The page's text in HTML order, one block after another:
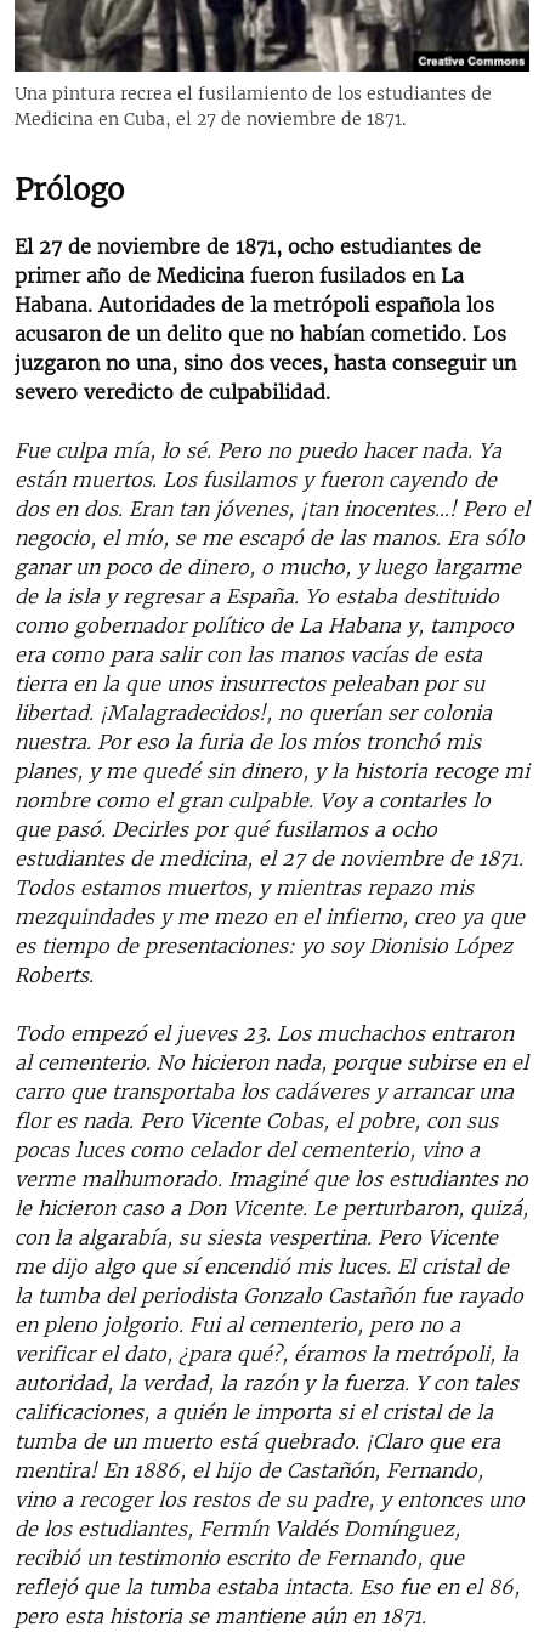
RADIO MARTÍ
ESPECIALES
ESPECIALES
SER VIEJO EN CUBA
KENTU-CUBANO
LOS SANTOS DE HIALEAH
DESINFORMACIÓN RUSA EN AMÉRICA LATINA
LA INVASIÓN DE RUSIA A UCRANIA
MULTIMEDIA
Una pintura recrea el fusilamiento de los estudiantes de
Medicina en Cuba, el 27 de noviembre de 1871.
Prólogo
El 27 de noviembre de 1871, ocho estudiantes de
primer año de Medicina fueron fusilados en La
Habana. Autoridades de la metrópoli española los
acusaron de un delito que no habían cometido. Los
juzgaron no una, sino dos veces, hasta conseguir un
severo veredicto de culpabilidad.
Fue culpa mía, lo sé. Pero no puedo hacer nada. Ya
están muertos. Los fusilamos y fueron cayendo de
dos en dos. Eran tan jóvenes, ¡tan inocentes…! Pero el
negocio, el mío, se me escapó de las manos. Era sólo
ganar un poco de dinero, o mucho, y luego largarme
de la isla y regresar a España. Yo estaba destituido
como gobernador político de La Habana y, tampoco
era como para salir con las manos vacías de esta
tierra en la que unos insurrectos peleaban por su
libertad. ¡Malagradecidos!, no querían ser colonia
nuestra. Por eso la furia de los míos tronchó mis
planes, y me quedé sin dinero, y la historia recoge mi
nombre como el gran culpable. Voy a contarles lo
que pasó. Decirles por qué fusilamos a ocho
estudiantes de medicina, el 27 de noviembre de 1871.
Todos estamos muertos, y mientras repazo mis
mezquindades y me mezo en el infierno, creo ya que
es tiempo de presentaciones: yo soy Dionisio López
Roberts.
Todo empezó el jueves 23. Los muchachos entraron
al cementerio. No hicieron nada, porque subirse en el
carro que transportaba los cadáveres y arrancar una
flor es nada. Pero Vicente Cobas, el pobre, con sus
pocas luces como celador del cementerio, vino a
verme malhumorado. Imaginé que los estudiantes no
le hicieron caso a Don Vicente. Le perturbaron, quizá,
con la algarabía, su siesta vespertina. Pero Vicente
me dijo algo que sí encendió mis luces. El cristal de
la tumba del periodista Gonzalo Castañón fue rayado
en pleno jolgorio. Fui al cementerio, pero no a
verificar el dato, ¿para qué?, éramos la metrópoli, la
autoridad, la verdad, la razón y la fuerza. Y con tales
calificaciones, a quién le importa si el cristal de la
tumba de un muerto está quebrado. ¡Claro que era
mentira! En 1886, el hijo de Castañón, Fernando,
vino a recoger los restos de su padre, y entonces uno
de los estudiantes, Fermín Valdés Domínguez,
recibió un testimonio escrito de Fernando, que
reflejó que la tumba estaba intacta. Eso fue en el 86,
pero esta historia se mantiene aún en 1871.